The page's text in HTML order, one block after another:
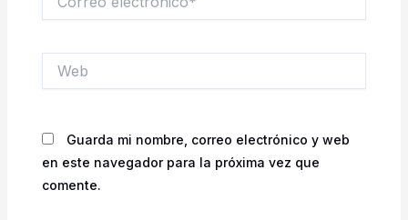
electrónico*
Guarda mi nombre, correo electrónico y web
en este navegador para la próxima vez que
comente.